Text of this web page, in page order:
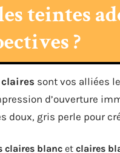
teintes
?
sont vos alliées
d’ouverture
doux, gris perle pour
claires blanc et claires